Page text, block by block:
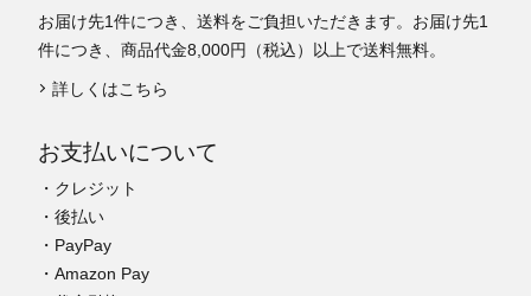
お届け先1件につき、送料をご負担いただきます。お届け先1
件につき、商品代金8,000円（税込）以上で送料無料。
詳しくはこちら
お支払いについて
・クレジット
・後払い
・PayPay
・Amazon Pay